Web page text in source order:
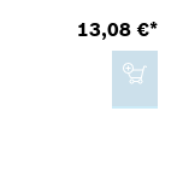
13,08 €*